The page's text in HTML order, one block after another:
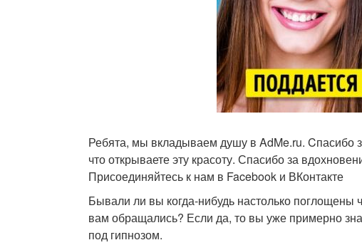
Ребята, мы вкладываем душу в AdMe.ru. Cпасибо
что открываете эту красоту. Спасибо за
Присоединяйтесь к нам в Facebook и ВКонтакте
Бывали ли вы когда-нибудь настолько
вам обращались? Если да, то вы уже примерно
под гипнозом.